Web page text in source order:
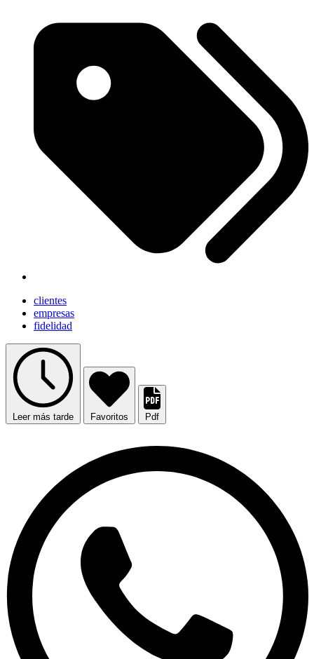
clientes
empresas
fidelidad
Leer más tarde Favoritos Pdf